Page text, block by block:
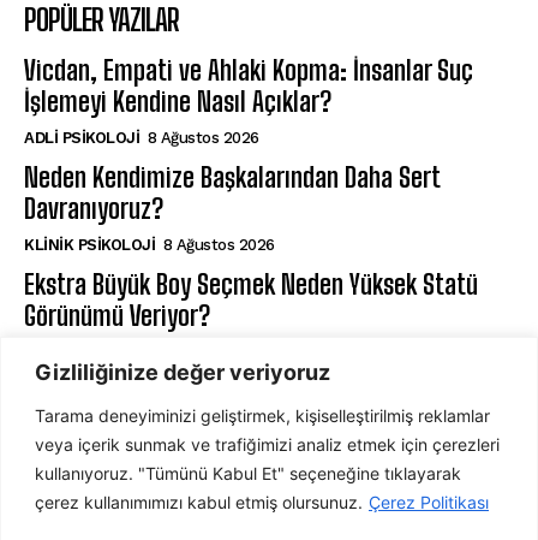
Gizliliğinize değer veriyoruz
Tarama deneyiminizi geliştirmek, kişiselleştirilmiş reklamlar
veya içerik sunmak ve trafiğimizi analiz etmek için çerezleri
kullanıyoruz. "Tümünü Kabul Et" seçeneğine tıklayarak
çerez kullanımımızı kabul etmiş olursunuz. Çerez Politikası
POPÜLER YAZILAR
Vicdan, Empati ve Ahlaki Kopma: İnsanlar Suç
İşlemeyi Kendine Nasıl Açıklar?
ADLI PSIKOLOJI 8 Ağustos 2026
Neden Kendimize Başkalarından Daha Sert
Davranıyoruz?
KLINIK PSIKOLOJI 8 Ağustos 2026
Ekstra Büyük Boy Seçmek Neden Yüksek Statü
Görünümü Veriyor?
ABONE OL